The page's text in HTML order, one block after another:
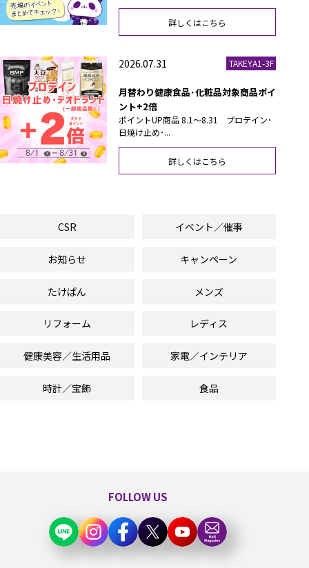
詳しくはこちら
2026.07.31 TAKEYA1-3F
月替わり健康食品･化粧品対象商品ポイ
ント+2倍
ポイントUP商品 8.1～8.31 プロテイン･
日焼け止め･...
詳しくはこちら
CSR イベント／催事
お知らせ キャンペーン
たけぱん メンズ
リフォーム レディス
健康美容／生活用品 家電／インテリア
時計／宝飾 食品
FOLLOW US